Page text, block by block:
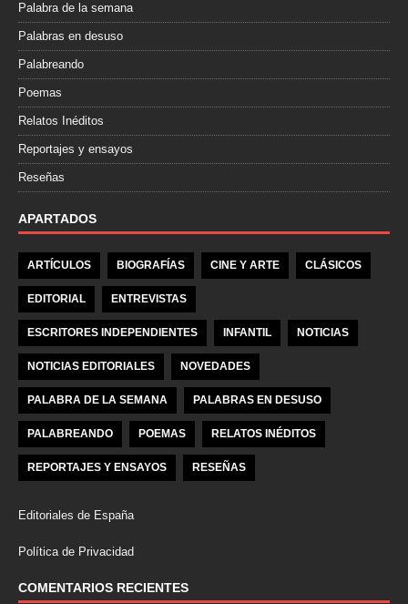
Palabra de la semana
Palabras en desuso
Palabreando
Poemas
Relatos Inéditos
Reportajes y ensayos
Reseñas
APARTADOS
ARTÍCULOS BIOGRAFÍAS CINE Y ARTE CLÁSICOS
EDITORIAL ENTREVISTAS
ESCRITORES INDEPENDIENTES INFANTIL NOTICIAS
NOTICIAS EDITORIALES NOVEDADES
PALABRA DE LA SEMANA PALABRAS EN DESUSO
PALABREANDO POEMAS RELATOS INÉDITOS
REPORTAJES Y ENSAYOS RESEÑAS
Editoriales de España
Política de Privacidad
COMENTARIOS RECIENTES